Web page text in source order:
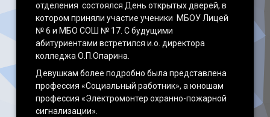
отделения состоялся День открытых дверей, в
котором приняли участие ученики МБОУ Лицей
№ 6 и МБО СОШ № 17. С будущими
абитуриентами встретился и.о. директора
колледжа О.П.Опарина.
Девушкам более подробно была представлена
профессия «Социальный работник», а юношам
профессия «Электромонтер охранно-пожарной
сигнализации».